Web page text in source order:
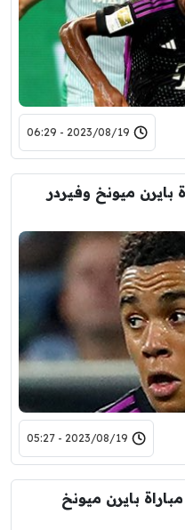
2023/08/19 - 06:29
بايرن ميونخ وفيردر
2023/08/19 - 05:27
بايرن ميونخ